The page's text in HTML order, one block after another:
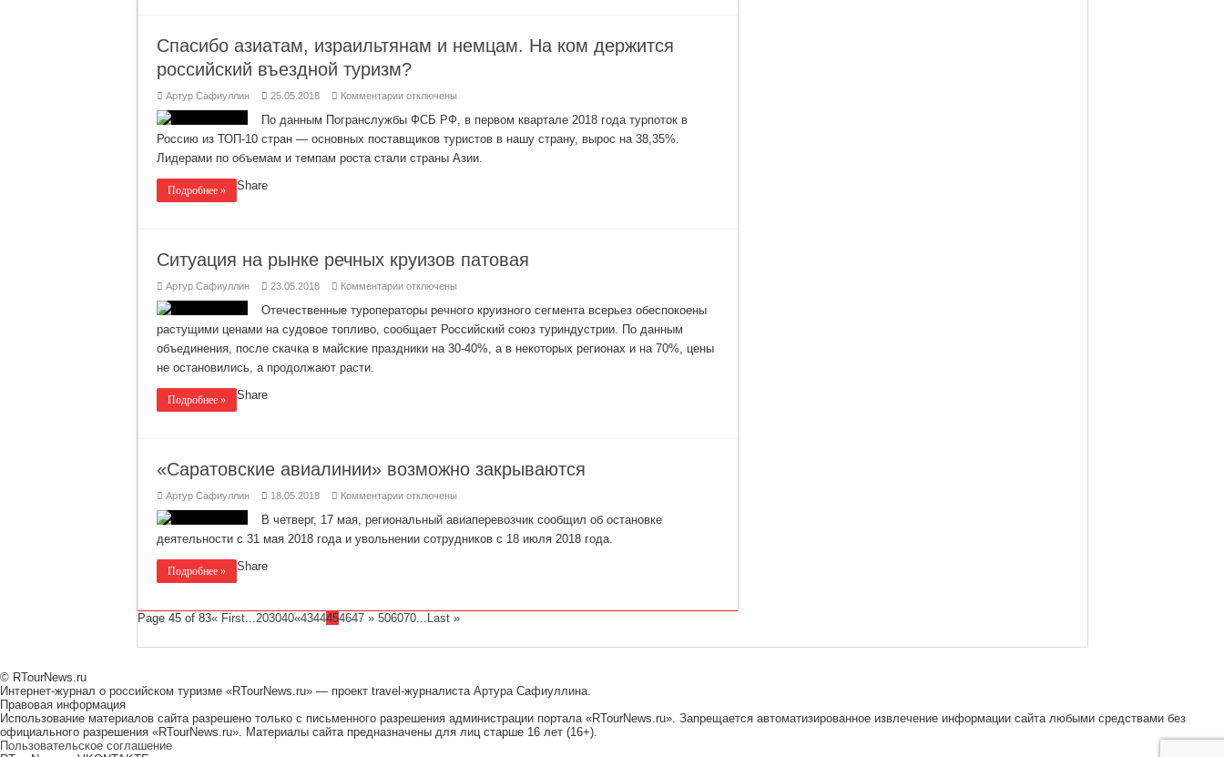
по
туризму
Петербурга
Спасибо азиатам, израильтянам и немцам. На ком держится
российский въездной туризм?
Артур Сафиуллин 25.05.2018 Комментариик
Спасибо
азиатам,
израильтянам
немцам.
отключены
По данным Погранслужбы ФСБ РФ, в первом квартале 2018 года турпоток в
Россию из ТОП-10 стран — основных поставщиков туристов в нашу страну, вырос на 38,35%.
Лидерами по объемам и темпам роста стали страны Азии.
Подробнее » Share
Ситуация на рынке речных круизов патовая
Артур Сафиуллин 23.05.2018 Комментариик
Ситуация
на
рынке
речных
круизов
отключены
Отечественные туроператоры речного круизного сегмента всерьез обеспокоены
растущими ценами на судовое топливо, сообщает Российский союз туриндустрии. По данным
объединения, после скачка в майские праздники на 30-40%, а в некоторых регионах и на 70%, цены
не остановились, а продолжают расти.
Подробнее » Share
«Саратовские авиалинии» возможно закрываются
Артур Сафиуллин 18.05.2018 Комментариик
«Саратовские
авиалинии»
возможно
закрываются
отключены
В четверг, 17 мая, региональный авиаперевозчик сообщил об остановке
деятельности с 31 мая 2018 года и увольнении сотрудников с 18 июля 2018 года.
Подробнее » Share
Page 45 of 83« First...203040«4344454647 » 506070... Last »
© RTourNews.ru
Интернет-журнал о российском туризме «RTourNews.ru» — проект travel-журналиста Артура Сафиуллина.
Правовая информация
Использование материалов сайта разрешено только с письменного разрешения администрации портала «RTourNews.ru». Запрещается автоматизированное извлечение информации сайта любыми средствами без
официального разрешения «RTourNews.ru». Материалы сайта предназначены для лиц старше 16 лет (16+).
Пользовательское соглашение